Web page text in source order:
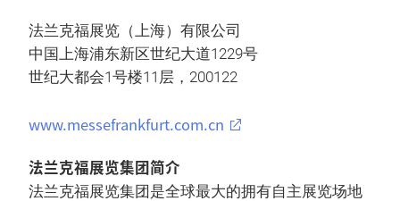
法兰克福展览（上海）有限公司
中国上海浦东新区世纪大道1229号
世纪大都会1号楼11层，200122
www.messefrankfurt.com.cn
法兰克福展览集团简介
法兰克福展览集团是全球最大的拥有自主展览场地